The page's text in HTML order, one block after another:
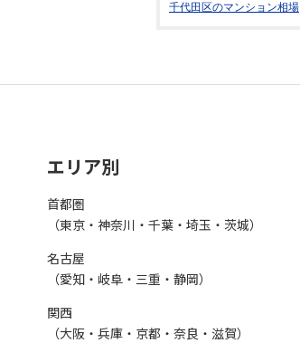
千代田区のマンション相場
エリア別
首都圏
（東京・神奈川・千葉・埼玉・茨城）
名古屋
（愛知・岐阜・三重・静岡）
関西
（大阪・兵庫・京都・奈良・滋賀）